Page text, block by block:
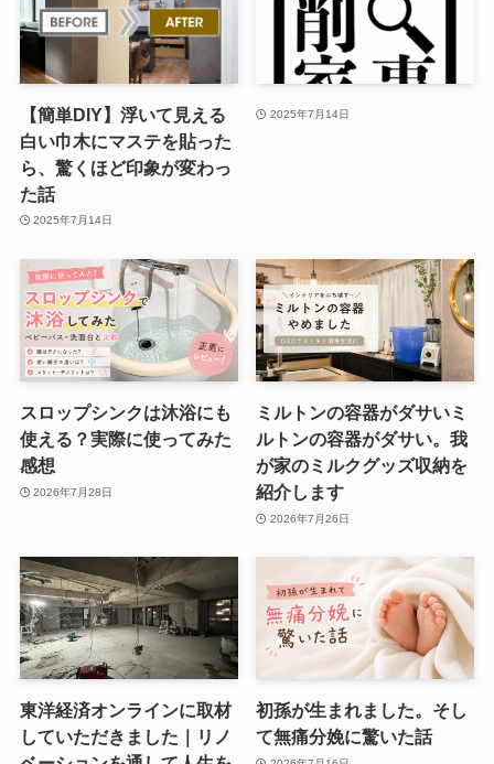
【簡単DIY】浮いて見える
白い巾木にマステを貼った
ら、驚くほど印象が変わっ
た話
2025年7月14日
2025年7月14日
スロップシンクは沐浴にも
使える？実際に使ってみた
感想
2026年7月28日
ミルトンの容器がダサいミ
ルトンの容器がダサい。我
が家のミルクグッズ収納を
紹介します
2026年7月26日
東洋経済オンラインに取材
していただきました｜リノ
初孫が生まれました。そし
て無痛分娩に驚いた話